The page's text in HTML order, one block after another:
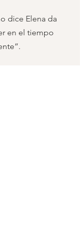
dice Elena da
en el tiempo